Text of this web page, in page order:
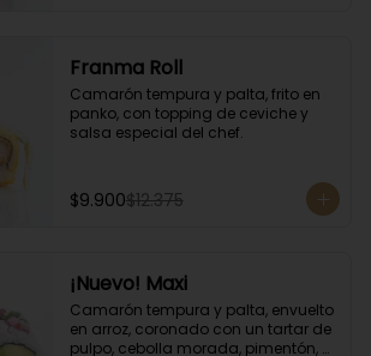
Franma Roll
Camarón tempura y palta, frito en
panko, con topping de ceviche y
salsa especial del chef.
$9.900$12.375
¡Nuevo! Maxi
Camarón tempura y palta, envuelto
en arroz, coronado con un tartar de
pulpo, cebolla morada, pimentón,